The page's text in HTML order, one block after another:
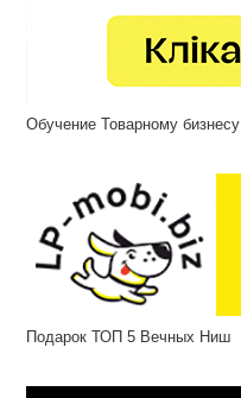
Обучение Товарному бизнесу
Подарок ТОП 5 Вечных Ниш